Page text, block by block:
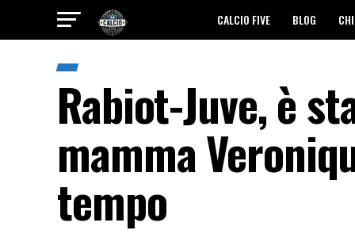
CALCIO FIVE BLOG
Rabiot-Juve, è
mamma
tempo